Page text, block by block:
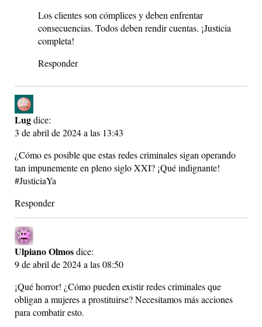
Los clientes son cómplices y deben enfrentar
consecuencias. Todos deben rendir cuentas. ¡Justicia
completa!
Responder
Lugdice:
3 de abril de 2024 a las 13:43
¿Cómo es posible que estas redes criminales sigan operando
tan impunemente en pleno siglo XXI? ¡Qué indignante!
#JusticiaYa
Responder
Ulpiano Olmosdice:
9 de abril de 2024 a las 08:50
¡Qué horror! ¿Cómo pueden existir redes criminales que
obligan a mujeres a prostituirse? Necesitamos más acciones
para combatir esto.